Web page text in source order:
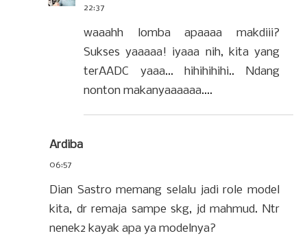
22:37
waaahh lomba apaaaa makdiii?
Sukses yaaaaa! iyaaa nih, kita yang
terAADC yaaa... hihihihihi.. Ndang
nonton makanyaaaaaa....
Ardiba
06:57
Dian Sastro memang selalu jadi role model
kita, dr remaja sampe skg, jd mahmud. Ntr
nenek2 kayak apa ya modelnya?